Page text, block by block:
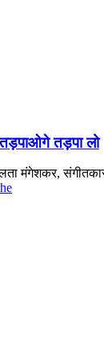
तड़पा लो
मंगेशकर,